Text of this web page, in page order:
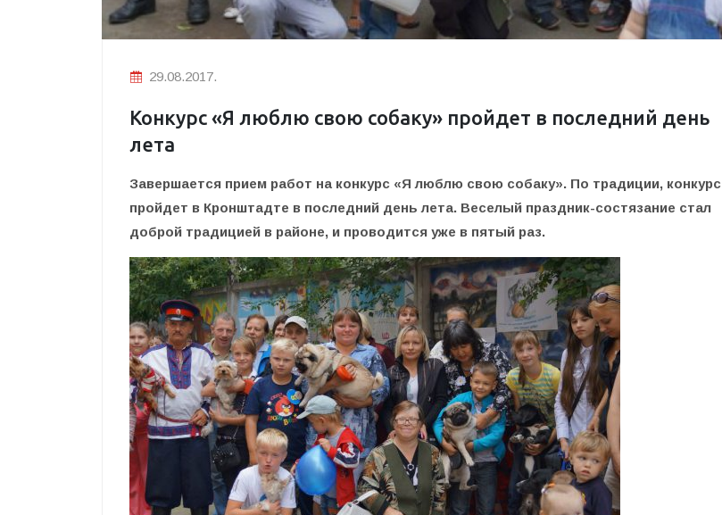
29.08.2017.
Конкурс «Я люблю свою собаку» пройдет в последний день
лета
Завершается прием работ на конкурс «Я люблю свою собаку». По традиции, конкурс
пройдет в Кронштадте в последний день лета. Веселый праздник-состязание стал
доброй традицией в районе, и проводится уже в пятый раз.